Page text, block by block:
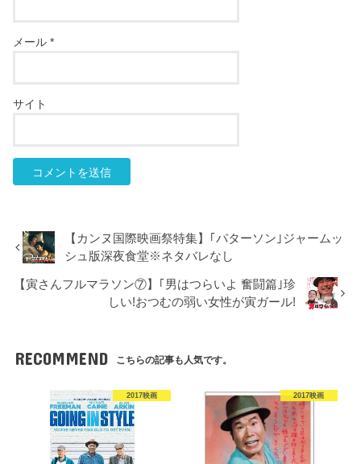
メール*
サイト
【カンヌ国際映画祭特集】｢パターソン｣ジャームッ
シュ版深夜食堂※ネタバレなし
【寅さんフルマラソン⑦】｢男はつらいよ 奮闘篇｣珍
しい!おつむの弱い女性が寅ガール!
RECOMMEND こちらの記事も人気です。
2017映画 2017映画